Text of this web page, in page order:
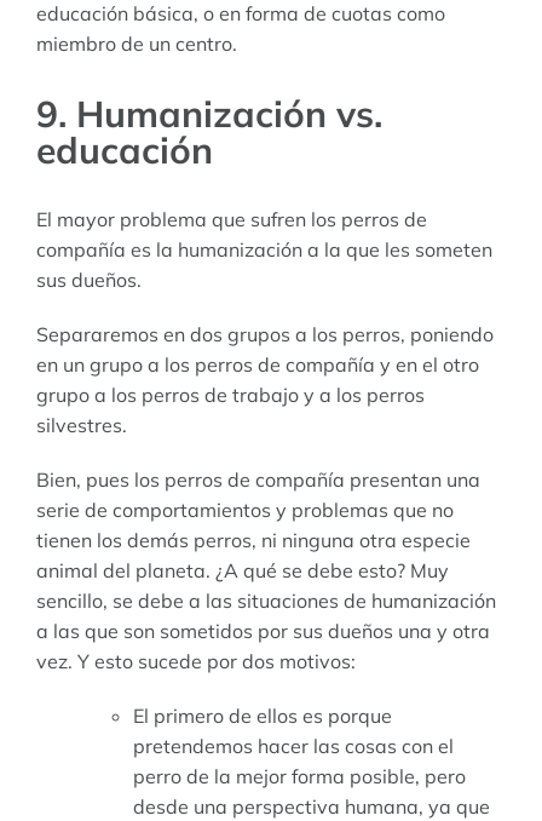
educación básica, o en forma de cuotas como
miembro de un centro.
9. Humanización vs.
educación
El mayor problema que sufren los perros de
compañía es la humanización a la que les someten
sus dueños.
Separaremos en dos grupos a los perros, poniendo
en un grupo a los perros de compañía y en el otro
grupo a los perros de trabajo y a los perros
silvestres.
Bien, pues los perros de compañía presentan una
serie de comportamientos y problemas que no
tienen los demás perros, ni ninguna otra especie
animal del planeta. ¿A qué se debe esto? Muy
sencillo, se debe a las situaciones de humanización
a las que son sometidos por sus dueños una y otra
vez. Y esto sucede por dos motivos:
El primero de ellos es porque
pretendemos hacer las cosas con el
perro de la mejor forma posible, pero
desde una perspectiva humana, ya que